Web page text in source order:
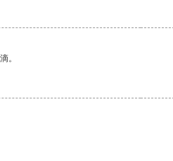
。